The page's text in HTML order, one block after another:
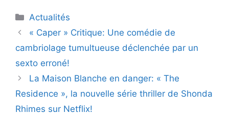
Catégories
Actualités
« Caper » Critique: Une comédie de
cambriolage tumultueuse déclenchée par un
sexto erroné!
La Maison Blanche en danger: « The
Residence », la nouvelle série thriller de Shonda
Rhimes sur Netflix!